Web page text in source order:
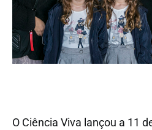
O Ciência Viva lançou a 11